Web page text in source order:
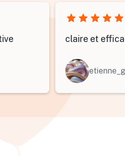
claire et